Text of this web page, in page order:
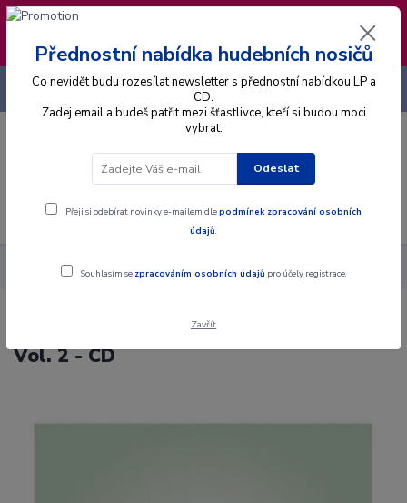
❣️ Od 4.8. do 13.8. čerpám dovolenou. Datum
expedice objednávek se posouvá na pátek
14.8.2026 🐋
Menu
CZK
+420 725 736 293
Alba CD Otis Redding - Original Album Series Vol. 2 - CD
Otis Redding - Original Album Series
Vol. 2 - CD
Přednostní nabídka hudebních nosičů
Co nevidět budu rozesílat newsletter s přednostní nabídkou LP a
CD.
Zadej email a budeš patřit mezi šťastlivce, kteří si budou moci
vybrat.
Odeslat
Přeji si odebírat novinky e-mailem dlepodmínek zpracování osobních
údajů.
Souhlasím se zpracováním osobních údajů pro účely registrace.
Zavřít